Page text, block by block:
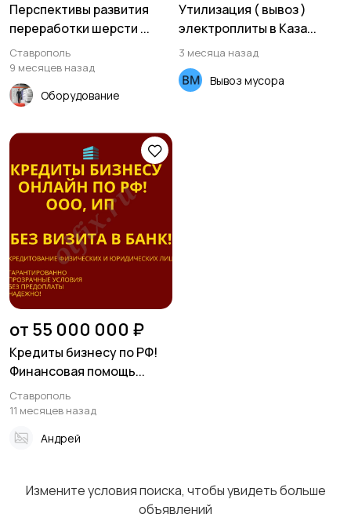
Юристы Услуги аренды
Тренеры
Спорт и отдых
Стройматериалы и
инструменты
Транспорт
Для Бизнеса Животные
Перспективы развития
переработки шерсти ...
Ставрополь
9 месяцев назад
Оборудование
Утилизация ( вывоз )
электроплиты в Каза...
3 месяца назад
Вывоз мусора
от 55 000 000 ₽
Кредиты бизнесу по РФ!
Финансовая помощь...
Ставрополь
11 месяцев назад
Андрей
Измените условия поиска, чтобы увидеть больше
объявлений